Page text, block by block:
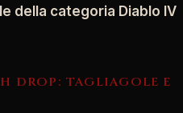
della categoria Diablo IV
DROP: TAGLIAGOLE E